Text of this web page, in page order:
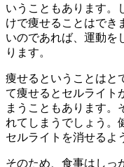
いうこともあります。
けで痩せることはでき
いのであれば、運動を
ります。
痩せるということはと
て痩せるとセルライト
まうこともあります。
れてしまうでしょう。
セルライトを消せるよ
そのため、食事はしっ